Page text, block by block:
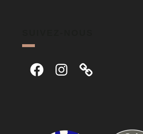
FacebookInstagram